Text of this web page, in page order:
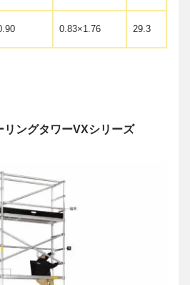
0.83×1.76 29.3
ングタワーVXシリーズ